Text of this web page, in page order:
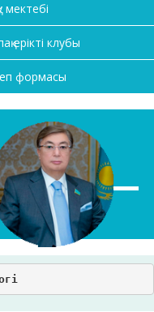
мектебі
ерікті клубы
формасы